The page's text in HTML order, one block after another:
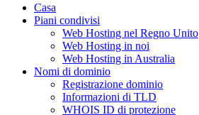
Casa
Piani condivisi
Web Hosting nel Regno Unito
Web Hosting in noi
Web Hosting in Australia
Nomi di dominio
Registrazione dominio
Informazioni di TLD
WHOIS ID di protezione